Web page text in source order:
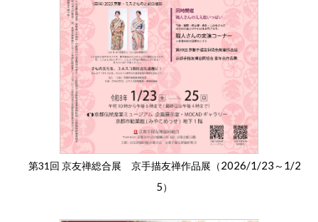
第31回 京友禅総合展 京手描友禅作品展（2026/1/23 ～ 1/2
5）